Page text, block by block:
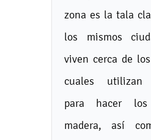
zona es la tala
los mismos
viven cerca de
cuales utilizan
para hacer
madera, así